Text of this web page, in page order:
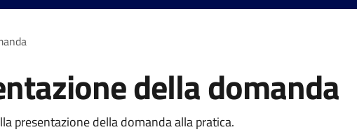
della domanda
presentazione della domanda alla pratica.